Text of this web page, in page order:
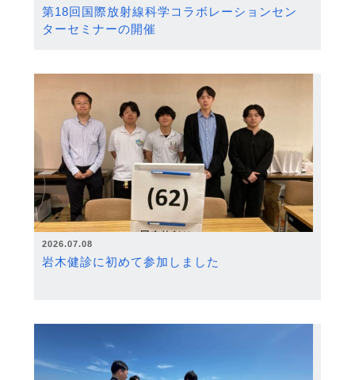
第18回国際放射線科学コラボレーションセン
ターセミナーの開催
2026.07.08
岩木健診に初めて参加しました